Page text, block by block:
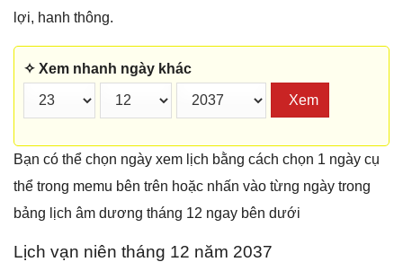
lợi, hanh thông.
✧ Xem nhanh ngày khác
Xem
Bạn có thể chọn ngày xem lịch bằng cách chọn 1 ngày cụ
thể trong memu bên trên hoặc nhấn vào từng ngày trong
bảng lịch âm dương tháng 12 ngay bên dưới
Lịch vạn niên tháng 12 năm 2037